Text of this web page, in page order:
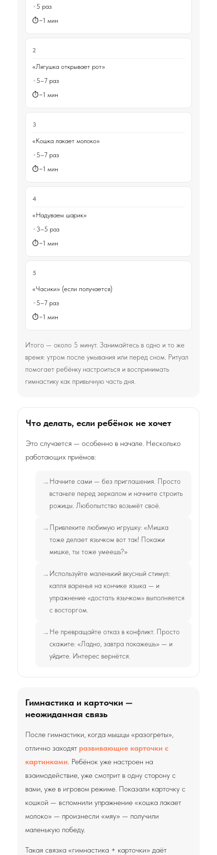
5 раз
~1 мин
2
«Лягушка открывает рот»
5–7 раз
~1 мин
3
«Кошка лакает молоко»
5–7 раз
~1 мин
4
«Надуваем шарик»
3–5 раз
~1 мин
5
«Часики» (если получается)
5–7 раз
~1 мин
Итого — около 5 минут. Занимайтесь в одно и то же
время: утром после умывания или перед сном. Ритуал
помогает ребёнку настроиться и воспринимать
гимнастику как привычную часть дня.
Что делать, если ребёнок не хочет
Это случается — особенно в начале. Несколько
работающих приёмов:
Начните сами — без приглашения. Просто
встаньте перед зеркалом и начните строить
рожицы. Любопытство возьмёт своё.
Привлеките любимую игрушку: «Мишка
тоже делает язычком вот так! Покажи
мишке, ты тоже умеешь?»
Используйте маленький вкусный стимул:
капля варенья на кончике языка — и
упражнение «достать язычком» выполняется
с восторгом.
Не превращайте отказ в конфликт. Просто
скажите: «Ладно, завтра покажешь» — и
уйдите. Интерес вернётся.
Гимнастика и карточки —
неожиданная связь
После гимнастики, когда мышцы «разогреты»,
отлично заходят развивающие карточки с
картинками . Ребёнок уже настроен на
взаимодействие, уже смотрит в одну сторону с
вами, уже в игровом режиме. Показали карточку с
кошкой — вспомнили упражнение «кошка лакает
молоко» — произнесли «мяу» — получили
маленькую победу.
Такая связка «гимнастика + карточки» даёт